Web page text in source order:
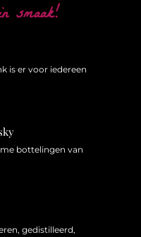
smaak!
is er voor iedereen
bottelingen van
gedistilleerd,